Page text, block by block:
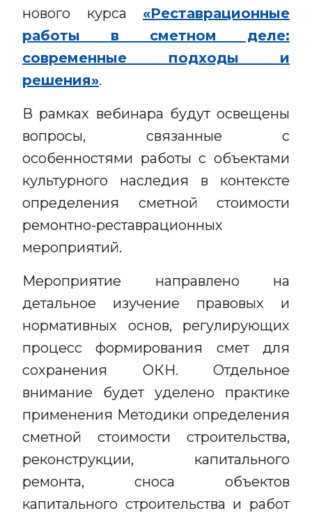
нового курса «Реставрационные
работы в сметном деле:
современные подходы и
решения».
В рамках вебинара будут освещены
вопросы, связанные с
особенностями работы с объектами
культурного наследия в контексте
определения сметной стоимости
ремонтно-реставрационных
мероприятий.
Мероприятие направлено на
детальное изучение правовых и
нормативных основ, регулирующих
процесс формирования смет для
сохранения ОКН. Отдельное
внимание будет уделено практике
применения Методики определения
сметной стоимости строительства,
реконструкции, капитального
ремонта, сноса объектов
капитального строительства и работ